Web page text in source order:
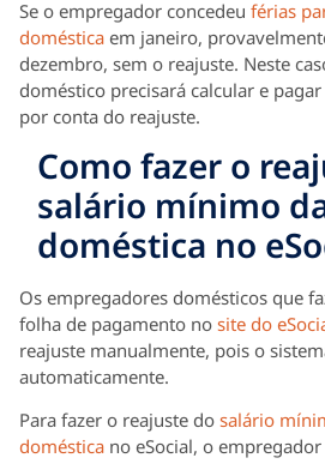
Se o empregador concedeu férias
doméstica em janeiro,
dezembro, sem o reajuste. Neste
doméstico precisará calcular e
por conta do reajuste.
Como fazer o
salário mínimo
doméstica no
Os empregadores domésticos que
folha de pagamento no site do
reajuste manualmente, pois o
automaticamente.
Para fazer o reajuste do salário
doméstica no eSocial, o